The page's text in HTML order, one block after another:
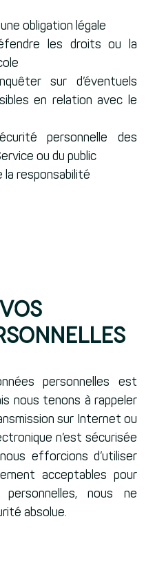
obligation légale
les droits ou la
sur d’éventuels
en relation avec le
personnelle des
ou du public
responsabilité
personnelles est
nous tenons à rappeler
sur Internet ou
n’est sécurisée
efforcions d’utiliser
acceptables pour
nous ne
absolue.